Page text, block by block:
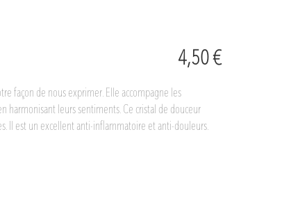
4,50 €
façon de nous exprimer. Elle accompagne les
harmonisant leurs sentiments. Ce cristal de douceur
Il est un excellent anti-inflammatoire et anti-douleurs.